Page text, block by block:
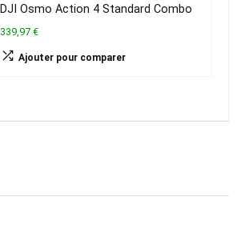
DJI Osmo Action 4 Standard Combo
339,97 €
Ajouter pour comparer